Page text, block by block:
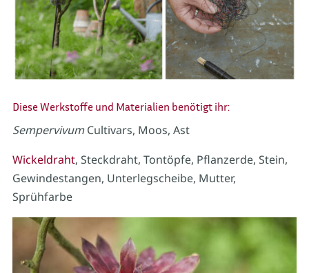
Diese Werkstoffe und Materialien benötigt ihr:
SempervivumCultivars, Moos, Ast
Wickeldraht, Steckdraht, Tontöpfe, Pflanzerde, Stein,
Gewindestangen, Unterlegscheibe, Mutter,
Sprühfarbe